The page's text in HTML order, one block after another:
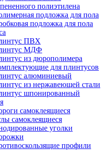
полиэтилена
подложка для пола
подложка для пола
ПВХ
МДФ
из дюрополимера
для плинтусов
алюминиевый
из нержавеющей стали
шпонированный
самоклеящиеся
самоклеящиеся
уголки
профили